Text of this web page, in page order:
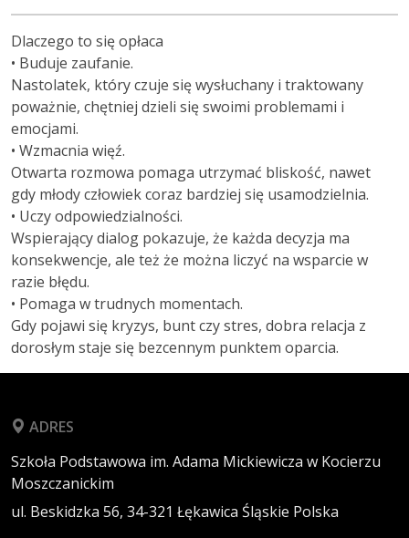
Dlaczego to się opłaca
• Buduje zaufanie.
Nastolatek, który czuje się wysłuchany i traktowany
poważnie, chętniej dzieli się swoimi problemami i
emocjami.
• Wzmacnia więź.
Otwarta rozmowa pomaga utrzymać bliskość, nawet
gdy młody człowiek coraz bardziej się usamodzielnia.
• Uczy odpowiedzialności.
Wspierający dialog pokazuje, że każda decyzja ma
konsekwencje, ale też że można liczyć na wsparcie w
razie błędu.
• Pomaga w trudnych momentach.
Gdy pojawi się kryzys, bunt czy stres, dobra relacja z
dorosłym staje się bezcennym punktem oparcia.
ADRES
Szkoła Podstawowa im. Adama Mickiewicza w Kocierzu
Moszczanickim
ul. Beskidzka 56, 34-321 Łękawica Śląskie Polska